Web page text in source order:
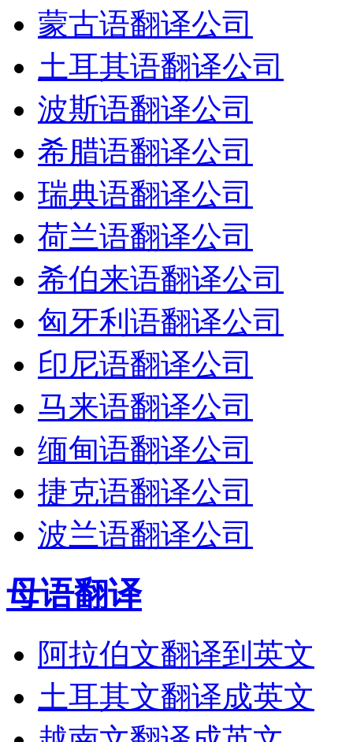
蒙古语翻译公司
土耳其语翻译公司
波斯语翻译公司
希腊语翻译公司
瑞典语翻译公司
荷兰语翻译公司
希伯来语翻译公司
匈牙利语翻译公司
印尼语翻译公司
马来语翻译公司
缅甸语翻译公司
捷克语翻译公司
波兰语翻译公司
母语翻译
阿拉伯文翻译到英文
土耳其文翻译成英文